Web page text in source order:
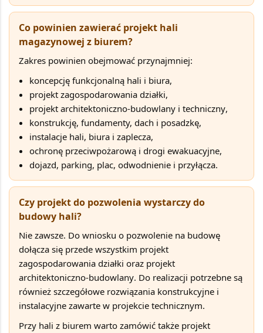
Co powinien zawierać projekt hali
magazynowej z biurem?
Zakres powinien obejmować przynajmniej:
koncepcję funkcjonalną hali i biura,
projekt zagospodarowania działki,
projekt architektoniczno-budowlany i techniczny,
konstrukcję, fundamenty, dach i posadzkę,
instalacje hali, biura i zaplecza,
ochronę przeciwpożarową i drogi ewakuacyjne,
dojazd, parking, plac, odwodnienie i przyłącza.
Czy projekt do pozwolenia wystarczy do
budowy hali?
Nie zawsze. Do wniosku o pozwolenie na budowę
dołącza się przede wszystkim projekt
zagospodarowania działki oraz projekt
architektoniczno-budowlany. Do realizacji potrzebne są
również szczegółowe rozwiązania konstrukcyjne i
instalacyjne zawarte w projekcie technicznym.
Przy hali z biurem warto zamówić także projekt